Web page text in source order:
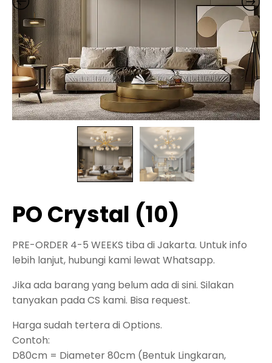
PO Crystal (10)
PRE-ORDER 4-5 WEEKS tiba di Jakarta. Untuk info
lebih lanjut, hubungi kami lewat Whatsapp.
Jika ada barang yang belum ada di sini. Silakan
tanyakan pada CS kami. Bisa request.
Harga sudah tertera di Options.
Contoh:
D80cm = Diameter 80cm (Bentuk Lingkaran,